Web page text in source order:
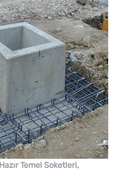
Temel Soketleri,